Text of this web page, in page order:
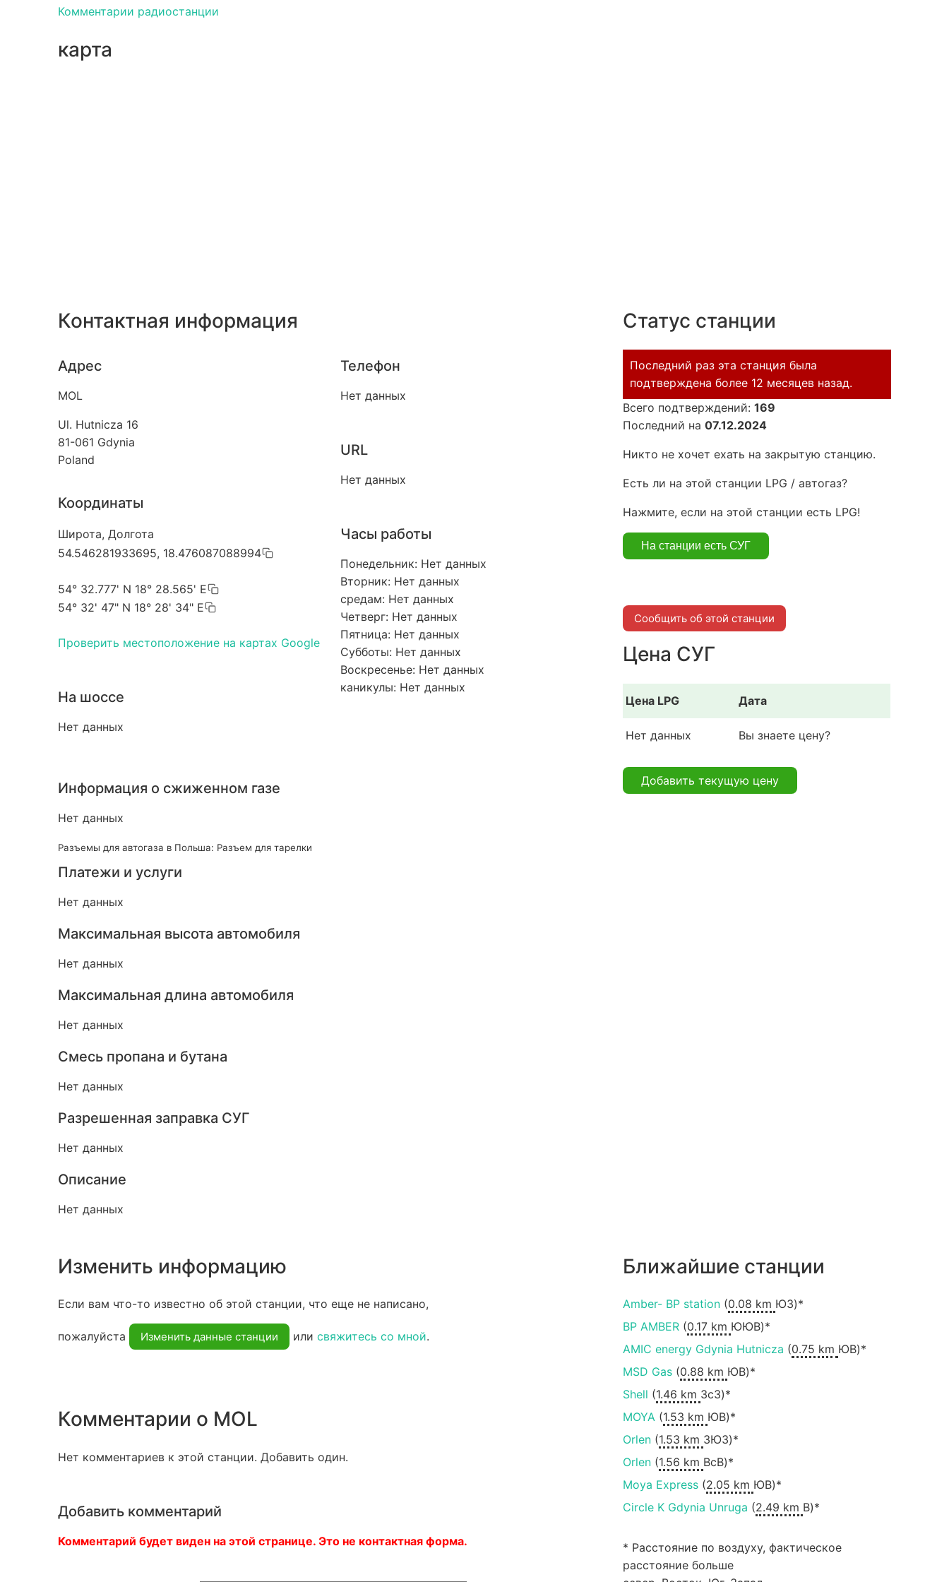
Комментарии радиостанции
карта
Контактная информация
Адрес
MOL
Ul. Hutnicza 16
81-061 Gdynia
Poland
Координаты
Широта, Долгота
54.546281933695, 18.476087088994
54° 32.777' N 18° 28.565' E
54° 32' 47" N 18° 28' 34" E
Проверить местоположение на картах Google
На шоссе
Нет данных
Телефон
Нет данных
URL
Нет данных
Часы работы
Понедельник: Нет данных
Вторник: Нет данных
средам: Нет данных
Четверг: Нет данных
Пятница: Нет данных
Субботы: Нет данных
Воскресенье: Нет данных
каникулы: Нет данных
Информация о сжиженном газе
Нет данных
Разъемы для автогаза в Польша: Разъем для тарелки
Платежи и услуги
Нет данных
Максимальная высота автомобиля
Нет данных
Максимальная длина автомобиля
Нет данных
Смесь пропана и бутана
Нет данных
Разрешенная заправка СУГ
Нет данных
Описание
Нет данных
Статус станции
Последний раз эта станция была
подтверждена более 12 месяцев назад.
Всего подтверждений: 169
Последний на 07.12.2024
Никто не хочет ехать на закрытую станцию.
Есть ли на этой станции LPG / автогаз?
Нажмите, если на этой станции есть LPG!
Сообщить об этой станции
Цена СУГ
Цена LPG Дата
Нет данных Вы знаете цену?
Добавить текущую цену
Изменить информацию
Если вам что-то известно об этой станции, что еще не написано,
пожалуйста Изменить данные станции или свяжитесь со мной.
Комментарии о MOL
Нет комментариев к этой станции. Добавить один.
Добавить комментарий
Комментарий будет виден на этой странице. Это не контактная форма.
Ближайшие станции
Amber- BP station(0.08 km ЮЗ)*
BP AMBER(0.17 km ЮЮВ)*
AMIC energy Gdynia Hutnicza (0.75 km ЮВ)*
MSD Gas(0.88 km ЮВ)*
Shell (1.46 km ЗсЗ)*
MOYA(1.53 km ЮВ)*
Orlen(1.53 km ЗЮЗ)*
Orlen(1.56 km ВсВ)*
Moya Express(2.05 km ЮВ)*
Circle K Gdynia Unruga (2.49 km В)*
* Расстояние по воздуху, фактическое
расстояние больше